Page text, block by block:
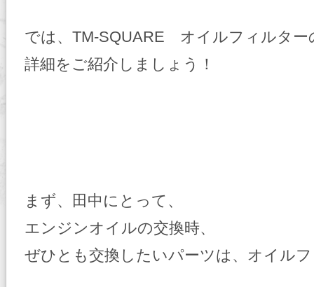
では、TM-SQUARE オイルフィルター
詳細をご紹介しましょう！
まず、田中にとって、
エンジンオイルの交換時、
ぜひとも交換したいパーツは、オイル